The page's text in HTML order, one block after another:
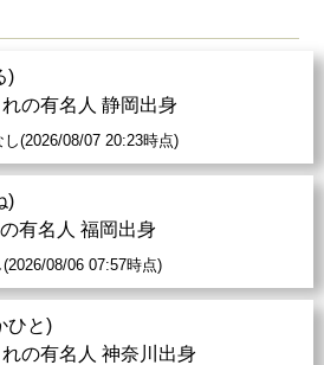
)
の有名人 静岡出身
(2026/08/07 20:23時点)
)
有名人 福岡出身
08/06 07:57時点)
ひと)
の有名人 神奈川出身